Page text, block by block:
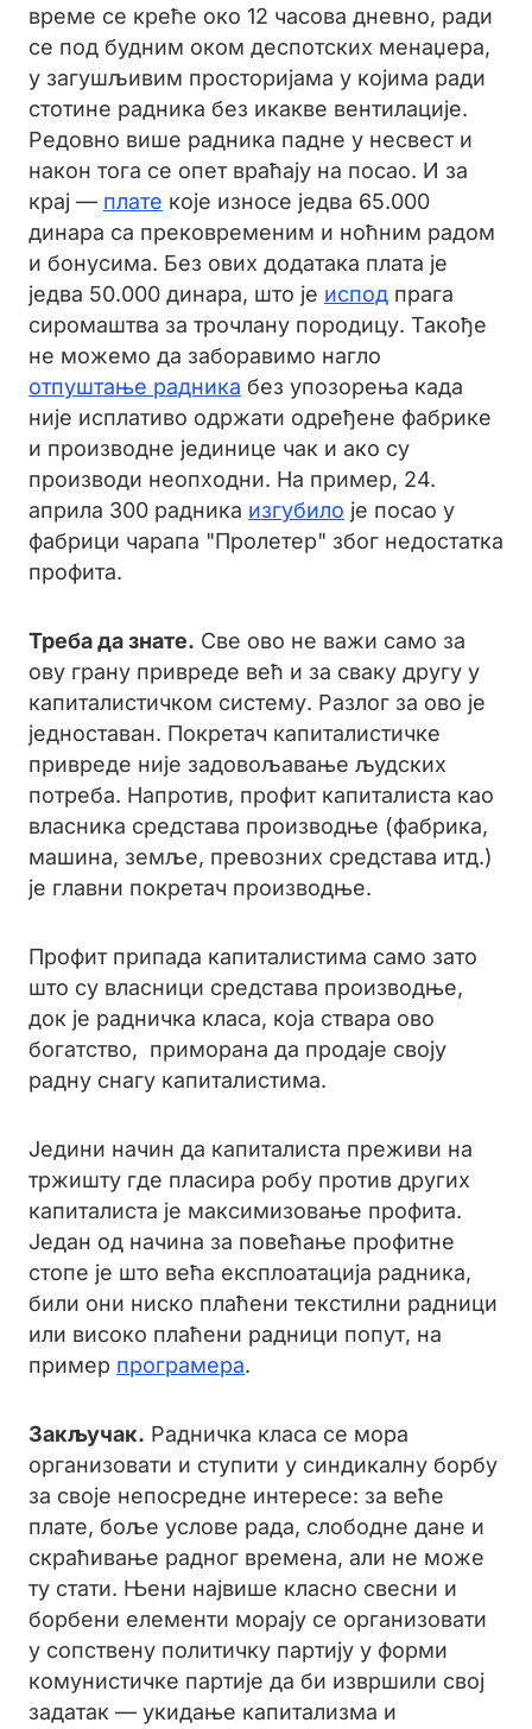
време се креће око 12 часова дневно, ради
се под будним оком деспотских менаџера,
у загушљивим просторијама у којима ради
стотине радника без икакве вентилације.
Редовно више радника падне у несвест и
након тога се опет враћају на посао. И за
крај — плате које износе једва 65.000
динара са прековременим и ноћним радом
и бонусима. Без ових додатака плата је
једва 50.000 динара, што је испод прага
сиромаштва за трочлану породицу. Такође
не можемо да заборавимо нагло
отпуштање радника без упозорења када
није исплативо одржати одређене фабрике
и производне јединице чак и ако су
производи неопходни. На пример, 24.
априла 300 радника изгубило је посао у
фабрици чарапа "Пролетер" због недостатка
профита.
Треба да знате. Све ово не важи само за
ову грану привреде већ и за сваку другу у
капиталистичком систему. Разлог за ово је
једноставан. Покретач капиталистичке
привреде није задовољавање људских
потреба. Напротив, профит капиталиста као
власника средстава производње (фабрика,
машина, земље, превозних средстава итд.)
је главни покретач производње.
Профит припада капиталистима само зато
што су власници средстава производње,
док је радничка класа, која ствара ово
богатство, приморана да продаје своју
радну снагу капиталистима.
Једини начин да капиталиста преживи на
тржишту где пласира робу против других
капиталиста је максимизовање профита.
Један од начина за повећање профитне
стопе је што већа експлоатација радника,
били они ниско плаћени текстилни радници
или високо плаћени радници попут, на
пример програмера.
Закључак. Радничка класа се мора
организовати и ступити у синдикалну борбу
за своје непосредне интересе: за веће
плате, боље услове рада, слободне дане и
скраћивање радног времена, али не може
ту стати. Њени највише класно свесни и
борбени елементи морају се организовати
у сопствену политичку партију у форми
комунистичке партије да би извршили свој
задатак — укидање капитализма и